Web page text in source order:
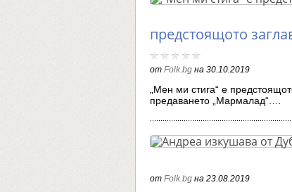
предстоящото
от Folk.bg на 30.10.2019
„Мен ми стига“ е
предаването „Мармалад“.…
от Folk.bg на 23.08.2019